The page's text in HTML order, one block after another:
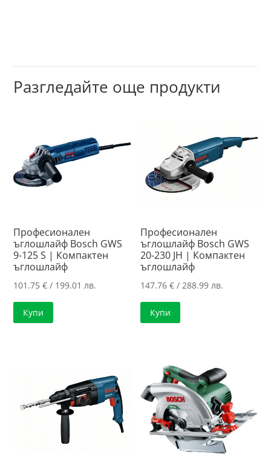
Разгледайте още продукти
Професионален
ъглошлайф Bosch GWS
9-125 S | Компактен
ъглошлайф
101.75€ / 199.01 лв.
Купи
Професионален
ъглошлайф Bosch GWS
20-230 JH | Компактен
ъглошлайф
147.76€ / 288.99 лв.
Купи